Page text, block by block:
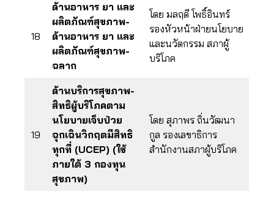
18
ด้านอาหาร ยา และ
ผลิตภัณฑ์สุขภาพ-
ด้านอาหาร ยา และ
ผลิตภัณฑ์สุขภาพ-
ฉลาก
โดย มลฤดี โพธิ์อินทร์
รองหัวหน้าฝ่ายนโยบาย
และนวัตกรรม สภาผู้
บริโภค
19
ด้านบริการสุขภาพ-
สิทธิผู้บริโภคตาม
นโยบายเจ็บป่วย
ฉุกเฉินวิกฤตมีสิทธิ
ทุกที่ (UCEP) (ใช้
ภายใต้ 3 กองทุน
สุขภาพ)
โดย สุภาพร ถิ่นวัฒนา
กูล รองเลขาธิการ
สำนักงานสภาผู้บริโภค